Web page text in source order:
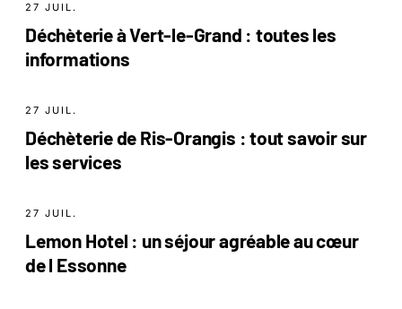
27 JUIL.
Déchèterie à Vert-le-Grand : toutes les
informations
27 JUIL.
Déchèterie de Ris-Orangis : tout savoir sur
les services
27 JUIL.
Lemon Hotel : un séjour agréable au cœur
de l Essonne